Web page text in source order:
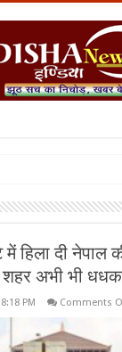
सोशल मीडिया पर पैनी
हिला दी नेपाल
शहर अभी भी
PM Comments